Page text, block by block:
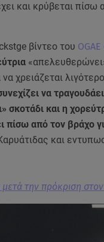
και κρύβεται
βίντεο του
χρειάζεται
να
σκοτάδι και η
από τον βράχο
και
την πρόκριση